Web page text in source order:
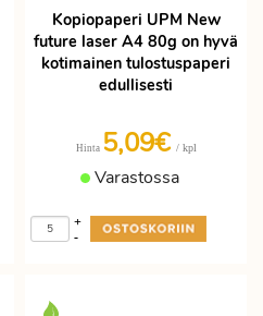
Kopiopaperi UPM New
future laser A4 80g on hyvä
kotimainen tulostuspaperi
edullisesti
Hinta 5,09€ / kpl
Varastossa
-
+